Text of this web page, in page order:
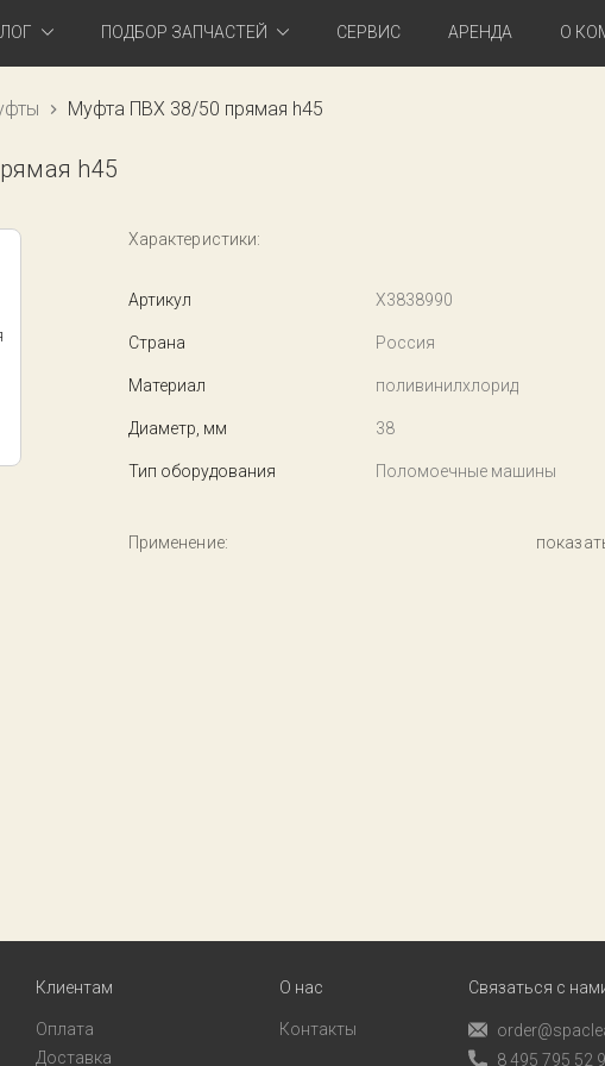
ПОДБОР ЗАПЧАСТЕЙ СЕРВИС АРЕНДА О
Муфта ПВХ 38/50 прямая h45
h45
Характеристики:
Артикул X3838990
Страна Россия
Материал поливинилхлорид
Диаметр, мм 38
Тип оборудования Поломоечные машины
Применение:
Клиентам
Оплата
Доставка
О нас
Контакты
Связаться с
8 495 795 52